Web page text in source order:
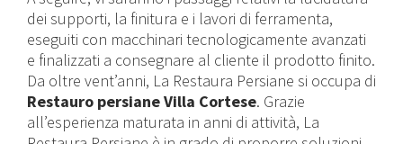
dei supporti, la finitura e i lavori di ferramenta,
eseguiti con macchinari tecnologicamente avanzati
e finalizzati a consegnare al cliente il prodotto finito.
Da oltre vent’anni, La Restaura Persiane si occupa di
Restauro persiane Villa Cortese. Grazie
all’esperienza maturata in anni di attività, La